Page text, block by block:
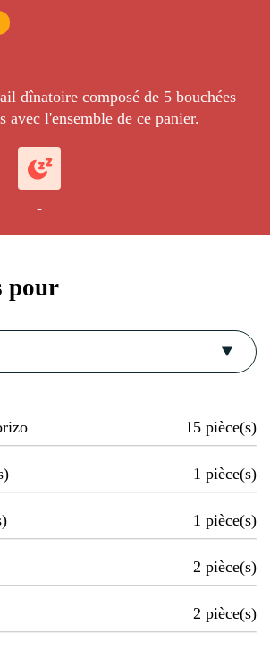
dînatoire composé de 5 bouchées
avec l'ensemble de ce panier.
-
pour
15 pièce(s)
1 pièce(s)
1 pièce(s)
2 pièce(s)
2 pièce(s)